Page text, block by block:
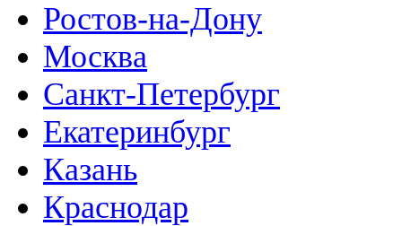
Ростов-на-Дону
Москва
Санкт-Петербург
Екатеринбург
Казань
Краснодар